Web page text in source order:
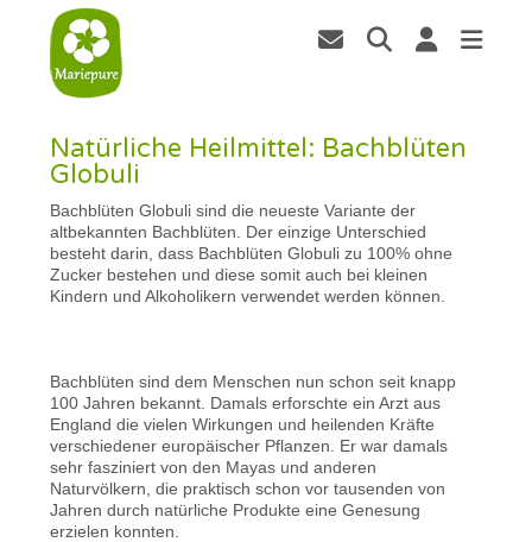
Natürliche Heilmittel: Bachblüten
Globuli
Bachblüten Globuli sind die neueste Variante der
altbekannten Bachblüten. Der einzige Unterschied
besteht darin, dass Bachblüten Globuli zu 100% ohne
Zucker bestehen und diese somit auch bei kleinen
Kindern und Alkoholikern verwendet werden können.
Bachblüten sind dem Menschen nun schon seit knapp
100 Jahren bekannt. Damals erforschte ein Arzt aus
England die vielen Wirkungen und heilenden Kräfte
verschiedener europäischer Pflanzen. Er war damals
sehr fasziniert von den Mayas und anderen
Naturvölkern, die praktisch schon vor tausenden von
Jahren durch natürliche Produkte eine Genesung
erzielen konnten.